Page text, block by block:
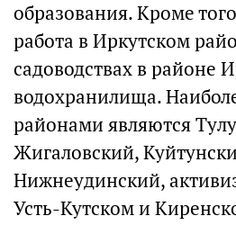
образования. Кроме
работа в Иркутском
садоводствах в районе
водохранилища.
районами являются
Жигаловский,
Нижнеудинский,
Усть-Кутском и